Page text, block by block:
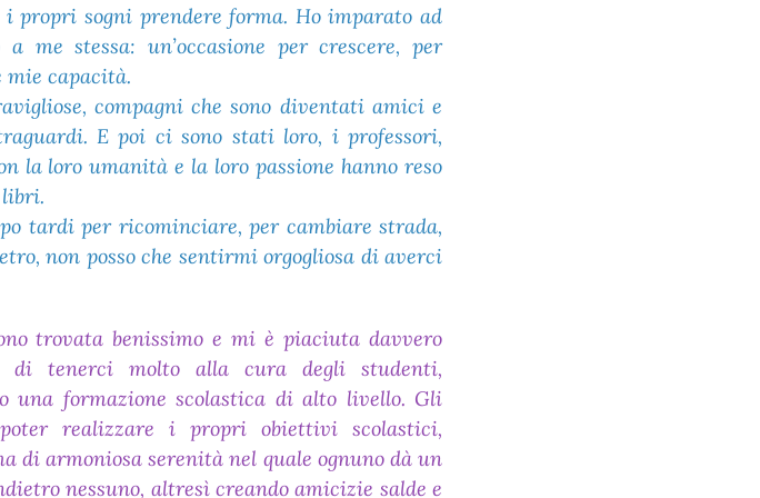
propri sogni prendere forma. Ho imparato ad
me stessa: un’occasione per crescere, per
mie capacità.
compagni che sono diventati amici e
E poi ci sono stati loro, i professori,
la loro umanità e la loro passione hanno reso
libri.
tardi per ricominciare, per cambiare strada,
non posso che sentirmi orgogliosa di averci
trovata benissimo e mi è piaciuta davvero
di tenerci molto alla cura degli studenti,
una formazione scolastica di alto livello. Gli
realizzare i propri obiettivi scolastici,
di armoniosa serenità nel quale ognuno dà un
nessuno, altresì creando amicizie salde e